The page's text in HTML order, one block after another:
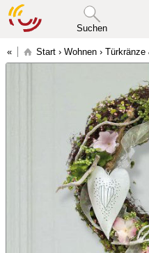
Suchen
Start › Wohnen › Türkränze